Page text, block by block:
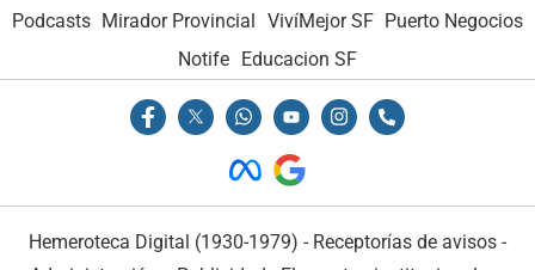
Podcasts Mirador Provincial VivíMejor SF Puerto Negocios
Notife Educacion SF
Hemeroteca Digital (1930-1979) - Receptorías de avisos -